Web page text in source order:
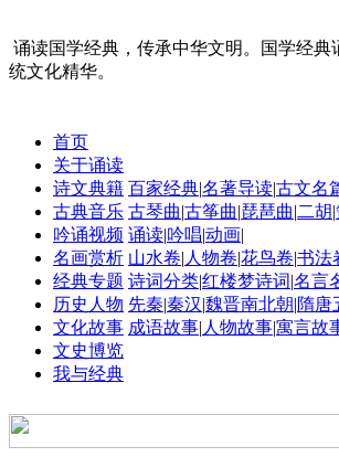
诵读国学经典，传承中华文明。国学经
统文化精华。
首页
关于诵读
诗文典籍 百家经典|名著导读|古文名
古典音乐 古琴曲|古筝曲|琵琶曲|二胡|
吟诵视频 诵读|吟唱|动画|
名画赏析 山水卷| 人物卷|花鸟卷|书法
经典专题 诗词分类|红楼梦诗词|名言
历史人物 先秦|秦汉|魏晋南北朝|隋唐
文化故事 成语故事| 人物故事|寓言故
文史博览
我与经典